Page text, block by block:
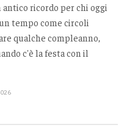
ricordo per chi oggi
tempo come circoli
qualche compleanno,
c'è la festa con il